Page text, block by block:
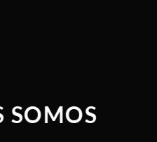
SOMOS